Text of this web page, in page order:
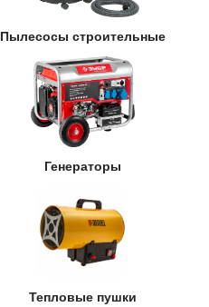
Пылесосы строительные
Генераторы
Тепловые пушки